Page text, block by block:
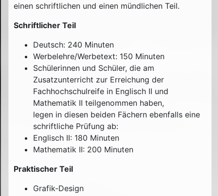
einen schriftlichen und einen mündlichen Teil.
Schriftlicher Teil
Deutsch: 240 Minuten
Werbelehre/Werbetext: 150 Minuten
Schülerinnen und Schüler, die am
Zusatzunterricht zur Erreichung der
Fachhochschulreife in Englisch II und
Mathematik II teilgenommen haben,
legen in diesen beiden Fächern ebenfalls eine
schriftliche Prüfung ab:
Englisch II: 180 Minuten
Mathematik II: 200 Minuten
Praktischer Teil
Grafik-Design